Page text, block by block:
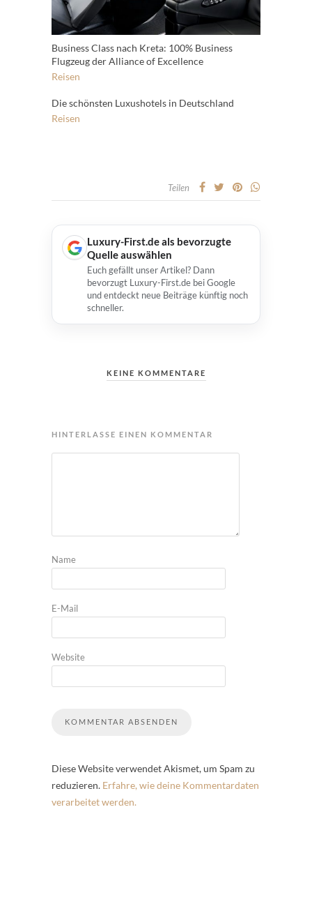
Business Class nach Kreta: 100% Business
Flugzeug der Alliance of Excellence
Reisen
Die schönsten Luxushotels in Deutschland
Reisen
Teilen
Luxury-First.de als bevorzugte
Quelle auswählen
Euch gefällt unser Artikel? Dann
bevorzugt Luxury-First.de bei Google
und entdeckt neue Beiträge künftig noch
schneller.
KEINE KOMMENTARE
HINTERLASSE EINEN KOMMENTAR
Name
E-Mail
Website
Diese Website verwendet Akismet, um Spam zu
reduzieren. Erfahre, wie deine Kommentardaten
verarbeitet werden.